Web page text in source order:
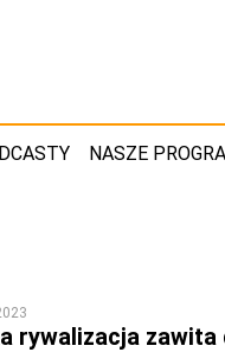
NASZE
rywalizacja